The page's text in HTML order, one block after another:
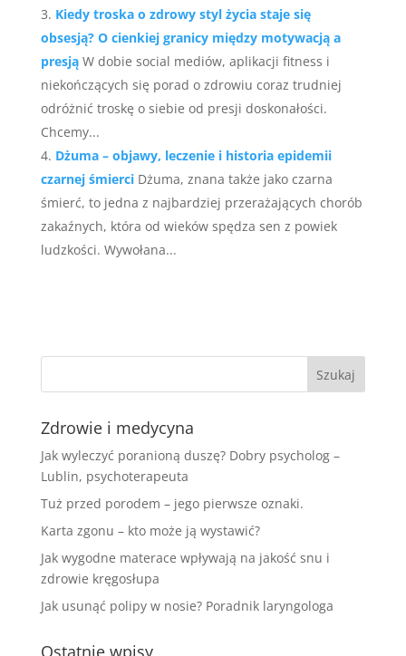
Kiedy troska o zdrowy styl życia staje się
obsesją? O cienkiej granicy między motywacją a
presją W dobie social mediów, aplikacji fitness i
niekończących się porad o zdrowiu coraz trudniej
odróżnić troskę o siebie od presji doskonałości.
Chcemy...
Dżuma – objawy, leczenie i historia epidemii
czarnej śmierci Dżuma, znana także jako czarna
śmierć, to jedna z najbardziej przerażających chorób
zakaźnych, która od wieków spędza sen z powiek
ludzkości. Wywołana...
Zdrowie i medycyna
Jak wyleczyć poranioną duszę? Dobry psycholog –
Lublin, psychoterapeuta
Tuż przed porodem – jego pierwsze oznaki.
Karta zgonu – kto może ją wystawić?
Jak wygodne materace wpływają na jakość snu i
zdrowie kręgosłupa
Jak usunąć polipy w nosie? Poradnik laryngologa
Ostatnie wpisy